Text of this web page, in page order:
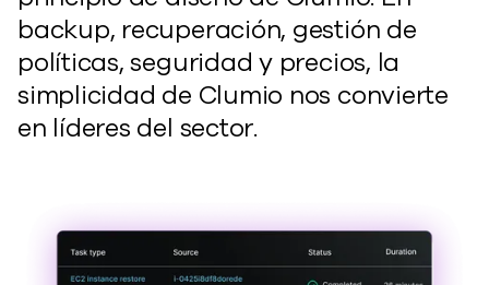
backup, recuperación, gestión de
políticas, seguridad y precios, la
simplicidad de Clumio nos convierte
en líderes del sector.